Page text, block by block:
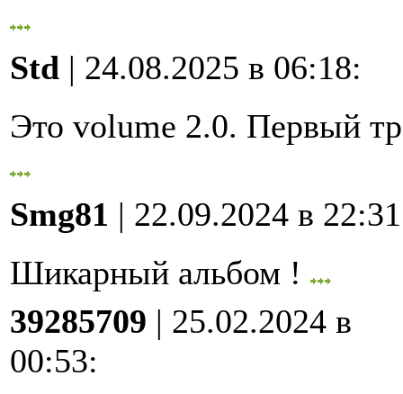
Std | 24.08.2025 в 06:18:
Это volume 2.0. Первый
Smg81 | 22.09.2024 в 22:31
Шикарный альбом !
39285709 | 25.02.2024 в
00:53: